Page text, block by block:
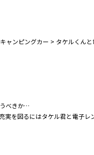
ャンピングカー > タケルくん
べきか…
実を図るにはタケル君と電子レ